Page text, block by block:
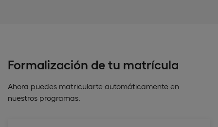
Formalización de tu matrícula
Ahora puedes matricularte automáticamente en
nuestros programas.